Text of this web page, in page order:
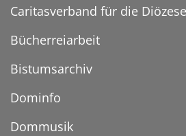
Caritasverband für die
Bücherreiarbeit
Bistumsarchiv
Dominfo
Dommusik